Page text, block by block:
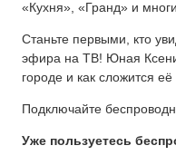
«Кухня», «Гранд» и
Станьте первыми, кто
эфира на ТВ! Юная
городе и как сложится
Подключайте
Уже пользуетесь